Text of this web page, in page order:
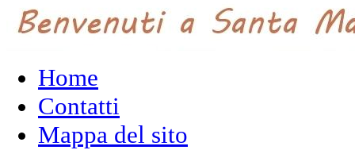
Home
Contatti
Mappa del sito